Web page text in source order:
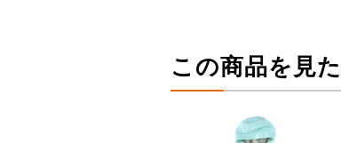
この商品を見